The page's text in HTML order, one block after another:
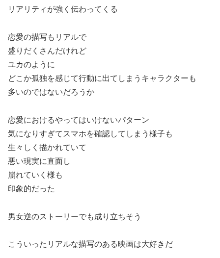
リアリティが強く伝わってくる
恋愛の描写もリアルで
盛りだくさんだけれど
ユカのように
どこか孤独を感じて行動に出てしまうキャラクターも
多いのではないだろうか
恋愛におけるやってはいけないパターン
気になりすぎてスマホを確認してしまう様子も
生々しく描かれていて
悪い現実に直面し
崩れていく様も
印象的だった
男女逆のストーリーでも成り立ちそう
こういったリアルな描写のある映画は大好きだ